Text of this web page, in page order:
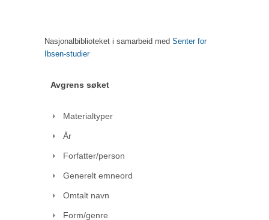
Nasjonalbiblioteket i samarbeid med Senter for
Ibsen-studier
Avgrens søket
Materialtyper
År
Forfatter/person
Generelt emneord
Omtalt navn
Form/genre